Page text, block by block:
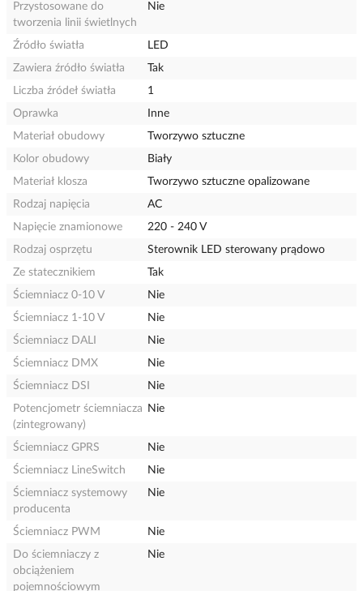
Przystosowane do
tworzenia linii świetlnych
Nie
Źródło światła
LED
Zawiera źródło światła
Tak
Liczba źródeł światła
1
Oprawka
Inne
Materiał obudowy
Tworzywo sztuczne
Kolor obudowy
Biały
Materiał klosza
Tworzywo sztuczne opalizowane
Rodzaj napięcia
AC
Napięcie znamionowe
220 - 240 V
Rodzaj osprzętu
Sterownik LED sterowany prądowo
Ze statecznikiem
Tak
Ściemniacz 0-10 V
Nie
Ściemniacz 1-10 V
Nie
Ściemniacz DALI
Nie
Ściemniacz DMX
Nie
Ściemniacz DSI
Nie
Potencjometr ściemniacza
(zintegrowany)
Nie
Ściemniacz GPRS
Nie
Ściemniacz LineSwitch
Nie
Ściemniacz systemowy
producenta
Nie
Ściemniacz PWM
Nie
Do ściemniaczy z
obciążeniem
pojemnościowym
Nie